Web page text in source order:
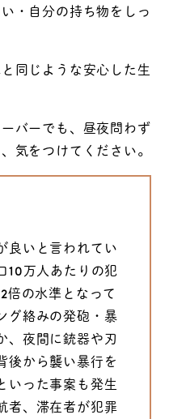
・自分の持ち物をしっ
同じような安心した生
バーでも、昼夜問わず
気をつけてください。
良いと言われてい
10万人あたりの犯
倍の水準となって
グ絡みの発砲・暴
、夜間に銃器や刃
後から襲い暴行を
いった事案も発生
者、滞在者が犯罪